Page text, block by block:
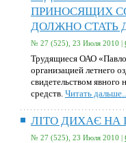
ПРИНОСЯЩИХ
ДОЛЖНО СТАТЬ
№ 27 (525), 23 Июля 2010 |
Трудящиеся ОАО
организацией летнего
свидетельством явного
средств. Читать
ЛІТО ДИХАЄ НА
№ 27 (525), 23 Июля 2010 |